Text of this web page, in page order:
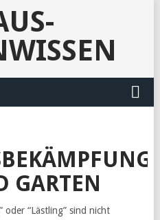
GARTEN
oder “Lästling” sind nicht